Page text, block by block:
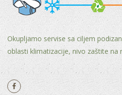
Okupljamo servise sa ciljem
oblasti klimatizacije, nivo zaštite na